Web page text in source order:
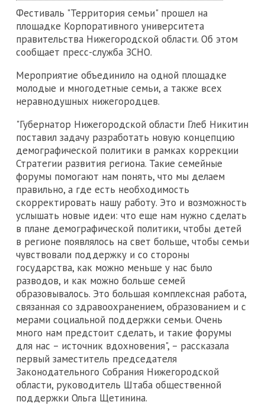
Фестиваль "Территория семьи" прошел на
площадке Корпоративного университета
правительства Нижегородской области. Об этом
сообщает пресс-служба ЗСНО.
Мероприятие объединило на одной площадке
молодые и многодетные семьи, а также всех
неравнодушных нижегородцев.
"Губернатор Нижегородской области Глеб Никитин
поставил задачу разработать новую концепцию
демографической политики в рамках коррекции
Стратегии развития региона. Такие семейные
форумы помогают нам понять, что мы делаем
правильно, а где есть необходимость
скорректировать нашу работу. Это и возможность
услышать новые идеи: что еще нам нужно сделать
в плане демографической политики, чтобы детей
в регионе появлялось на свет больше, чтобы семьи
чувствовали поддержку и со стороны
государства, как можно меньше у нас было
разводов, и как можно больше семей
образовывалось. Это большая комплексная работа,
связанная со здравоохранением, образованием и с
мерами социальной поддержки семьи. Очень
много нам предстоит сделать, и такие форумы
для нас – источник вдохновения", – рассказала
первый заместитель председателя
Законодательного Собрания Нижегородской
области, руководитель Штаба общественной
поддержки Ольга Щетинина.